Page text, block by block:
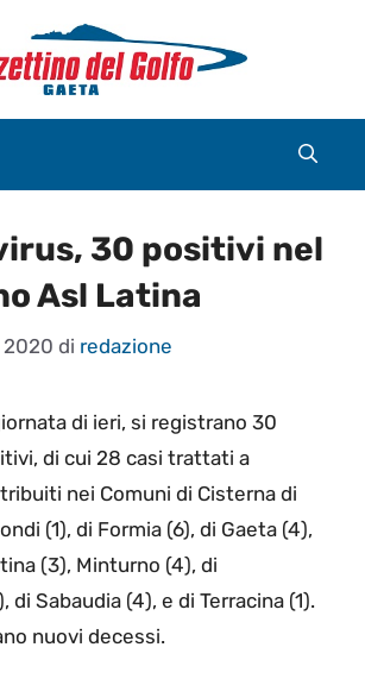
30 positivi nel
Asl Latina
di redazione
di ieri, si registrano 30
di cui 28 casi trattati a
nei Comuni di Cisterna di
(1), di Formia (6), di Gaeta (4),
(3), Minturno (4), di
di Sabaudia (4), e di Terracina (1).
nuovi decessi.